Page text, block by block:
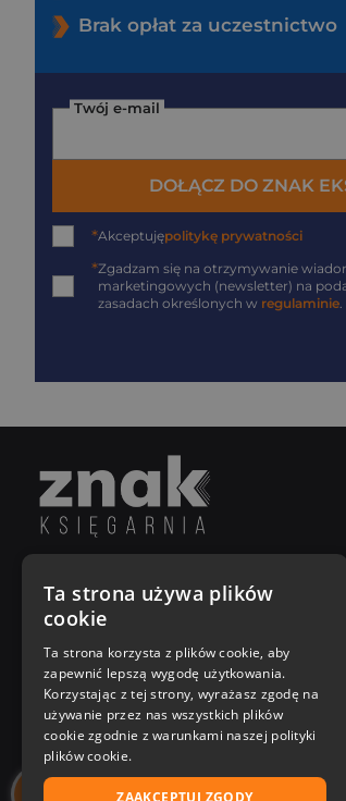
Brak opłat za uczestnictwo
Twój e-mail
DOŁĄCZ DO ZNAK
*Akceptujępolitykę prywatności
*Zgadzam się na otrzymywanie
marketingowych (newsletter) na
zasadach określonych w regulaminie.
Poniedziałek - Piątek
8:00 - 18:00
[email protected]
Bądź z nami na bieżąco
Ta strona używa plików
cookie
Ta strona korzysta z plików cookie, aby
zapewnić lepszą wygodę użytkowania.
Korzystając z tej strony, wyrażasz zgodę na
używanie przez nas wszystkich plików
cookie zgodnie z warunkami naszej polityki
plików cookie.
ZAAKCEPTUJ ZGODY